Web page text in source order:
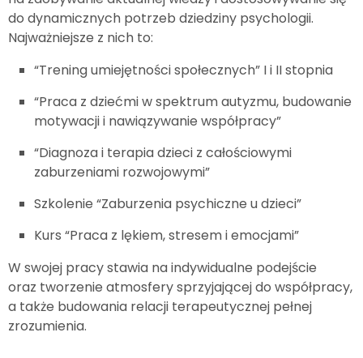
do dynamicznych potrzeb dziedziny psychologii.
Najważniejsze z nich to:
“Trening umiejętności społecznych” I i II stopnia
“Praca z dziećmi w spektrum autyzmu, budowanie
motywacji i nawiązywanie współpracy”
“Diagnoza i terapia dzieci z całościowymi
zaburzeniami rozwojowymi”
Szkolenie “Zaburzenia psychiczne u dzieci”
Kurs “Praca z lękiem, stresem i emocjami”
W swojej pracy stawia na indywidualne podejście
oraz tworzenie atmosfery sprzyjającej do współpracy,
a także budowania relacji terapeutycznej pełnej
zrozumienia.